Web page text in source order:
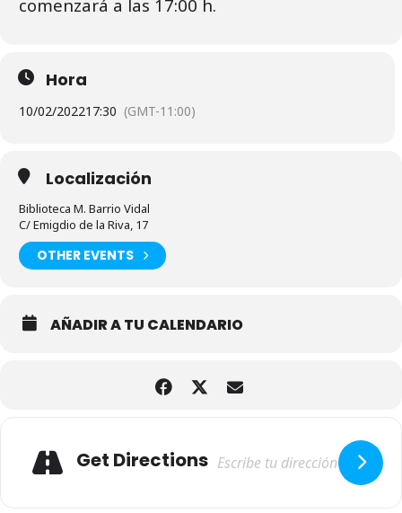
comenzará a las 17:00 h.
Hora
10/02/202217:30 (GMT-11:00)
Localización
Biblioteca M. Barrio Vidal
C/ Emigdio de la Riva, 17
OTHER EVENTS
AÑADIR A TU CALENDARIO
Get Directions